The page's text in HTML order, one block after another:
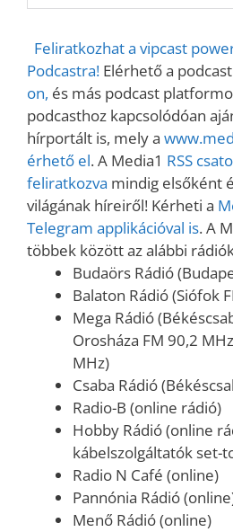
Feliratkozhat a vipcast
Podcastra! Elérhető a podcast
on, és más podcast
podcasthoz kapcsolódóan
hírportált is, mely a
érhető el. A Media1 RSS
feliratkozva mindig elsőként
világának híreiről! Kérheti a
Telegram applikációval is. A
többek között az alábbi
Budaörs Rádió
Balaton Rádió (Siófok
Mega Rádió
Orosháza FM 90,2
MHz)
Csaba Rádió
Radio-B (online rádió)
Hobby Rádió (online
kábelszolgáltatók set-
Radio N Café (online)
Pannónia Rádió
Menő Rádió (online)